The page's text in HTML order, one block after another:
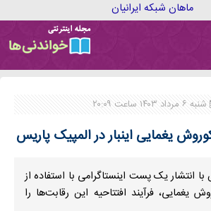
شنبه ۶ مرداد ۱۴۰۳ ساعت ۲۰:۰۹
یغمایی اینبار در المپیک پاریس
انتشار یک پست اینستاگرامی با استفاده از
فرآیند افتتاحیه این رقابت‌ها را